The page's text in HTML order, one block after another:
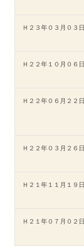
Ｈ２３年０３月０３日
Ｈ２２年１０月０６日
Ｈ２２年０６月２２日
Ｈ２２年０３月２６日
Ｈ２１年１１月１９日
Ｈ２１年０７月０２日